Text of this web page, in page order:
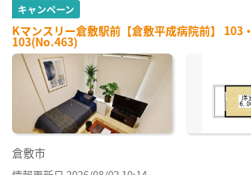
キャンペーン
Kマンスリー倉敷駅前【倉敷平成病院前】 103・
103(No.463)
倉敷市